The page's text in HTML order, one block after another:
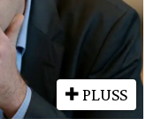
PLUSS